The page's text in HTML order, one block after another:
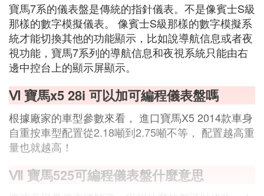
寶馬7系的儀表盤是傳統的指針儀表。不是像賓士S級
那樣的數字模擬儀表。 像賓士S級那樣的數字模擬系
統才能切換其他的功能顯示，比如說導航信息或者夜
視功能，寶馬7系列的導航信息和夜視系統只能由右
邊中控台上的顯示屏顯示。
Ⅵ 寶馬x5 28i 可以加可編程儀表盤嗎
根據廠家的車型參數來看， 進口寶馬X5 2014款車身
自重按車型配置從2.18噸到2.75噸不等， 配置越高重
量也就越高！
Ⅶ 寶馬525可編程儀表盤什麼意思